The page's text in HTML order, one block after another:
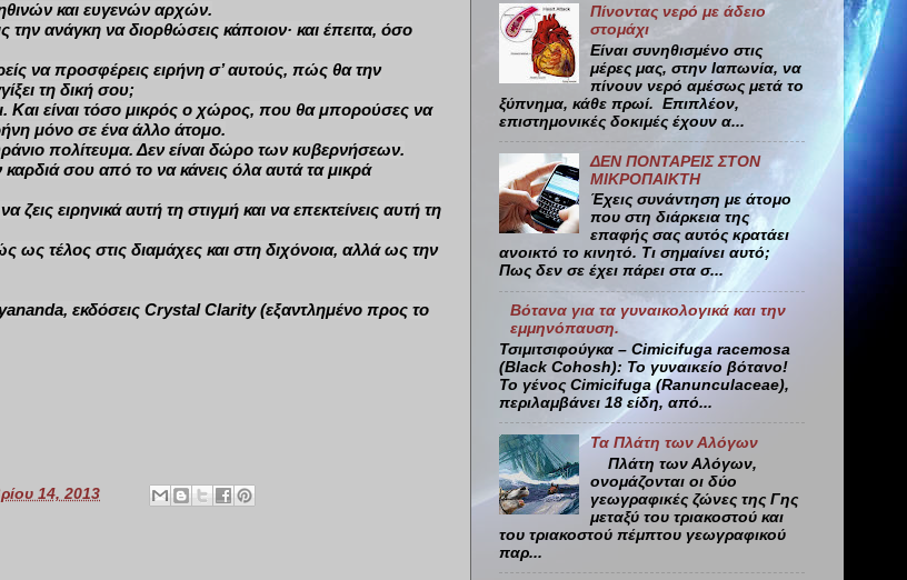
και ευγενών αρχών.
την ανάγκη να διορθώσεις κάποιον· και έπειτα, όσο
να προσφέρεις ειρήνη σ’ αυτούς, πώς θα την
τη δική σου;
Και είναι τόσο μικρός ο χώρος, που θα μπορούσες να
μόνο σε ένα άλλο άτομο.
πολίτευμα. Δεν είναι δώρο των κυβερνήσεων.
καρδιά σου από το να κάνεις όλα αυτά τα μικρά
ειρηνικά αυτή τη στιγμή και να επεκτείνεις αυτή τη
ως τέλος στις διαμάχες και στη διχόνοια, αλλά ως την
εκδόσεις Crystal Clarity (εξαντλημένο προς το
14, 2013
Πίνοντας νερό με άδειο
στομάχι
Είναι συνηθισμένο στις
μέρες μας, στην Ιαπωνία, να
πίνουν νερό αμέσως μετά το
ξύπνημα, κάθε πρωί. Επιπλέον,
επιστημονικές δοκιμές έχουν α...
ΔΕΝ ΠΟΝΤΑΡΕΙΣ ΣΤΟΝ
ΜΙΚΡΟΠΑΙΚΤΗ
Έχεις συνάντηση με άτομο
που στη διάρκεια της
επαφής σας αυτός κρατάει
ανοικτό το κινητό. Τι σημαίνει αυτό;
Πως δεν σε έχει πάρει στα σ...
Βότανα για τα γυναικολογικά και την
εμμηνόπαυση.
Τσιμιτσιφούγκα – Cimicifuga racemosa
(Black Cohosh): Το γυναικείο βότανο!
Το γένος Cimicifuga (Ranunculaceae),
περιλαμβάνει 18 είδη, από...
Τα Πλάτη των Αλόγων
Πλάτη των Αλόγων,
ονομάζονται οι δύο
γεωγραφικές ζώνες της Γης
μεταξύ του τριακοστού και
του τριακοστού πέμπτου γεωγραφικού
παρ...